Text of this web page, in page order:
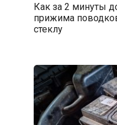
Как за 2 минуты
прижима
стеклу